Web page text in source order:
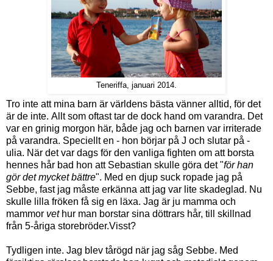
Teneriffa, januari 2014.
Tro inte att mina barn är världens bästa vänner alltid, för det
är de inte. Allt som oftast tar de dock hand om varandra. Det
var en grinig morgon här, både jag och barnen var irriterade
på varandra. Speciellt en - hon börjar på J och slutar på -
ulia. När det var dags för den vanliga fighten om att borsta
hennes hår bad hon att Sebastian skulle göra det "för han
gör det mycket bättre". Med en djup suck ropade jag på
Sebbe, fast jag måste erkänna att jag var lite skadeglad. Nu
skulle lilla fröken få sig en läxa. Jag är ju mamma och
mammor vet hur man borstar sina döttrars hår, till skillnad
från 5-åriga storebröder.Visst?
Tydligen inte. Jag blev tårögd när jag såg Sebbe. Med